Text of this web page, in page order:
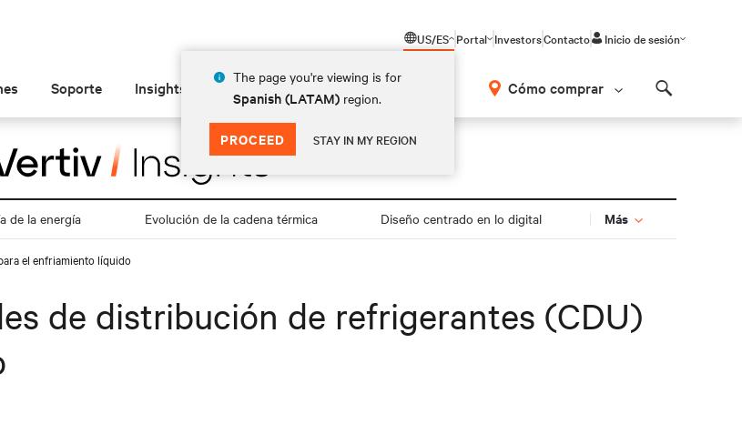
US/ES
The page you're viewing is for
Spanish (LATAM) region.
PROCEED STAY IN MY REGION
Portal InvestorsContacto Inicio de sesión
Soporte Insights Acerca de Cómo comprar
de la energía Evolución de la cadena térmica Diseño centrado en lo digital Más
el enfriamiento líquido
de distribución de refrigerantes (CDU)